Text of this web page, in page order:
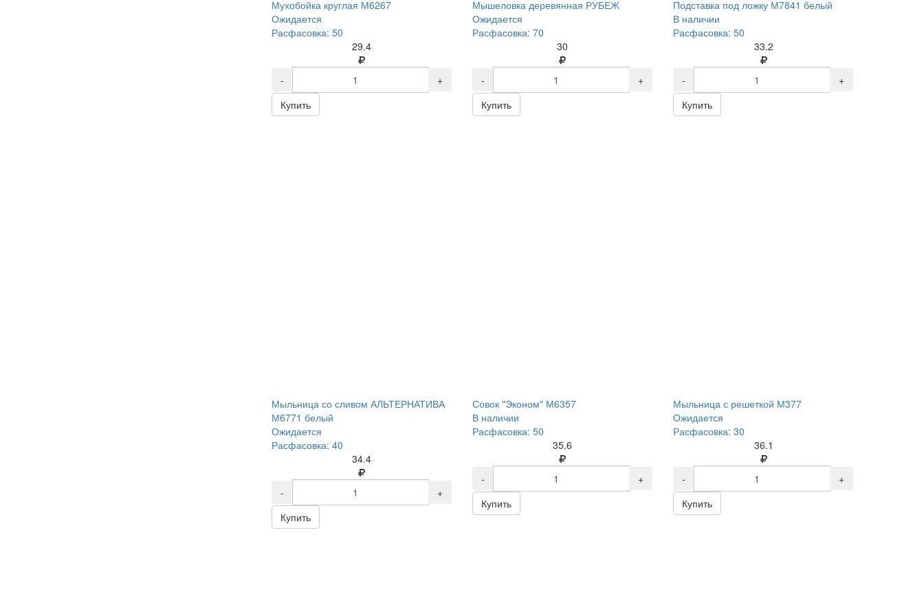
Мухобойка круглая М6267
Ожидается
Расфасовка: 50
29.4
-
+
Купить
Мышеловка деревянная РУБЕЖ
Ожидается
Расфасовка: 70
30
-
+
Купить
Подставка под ложку М7841 белый
В наличии
Расфасовка: 50
33.2
-
+
Купить
Мыльница со сливом АЛЬТЕРНАТИВА
М6771 белый
Ожидается
Расфасовка: 40
34.4
-
+
Купить
Совок "Эконом" М6357
В наличии
Расфасовка: 50
35.6
-
+
Купить
Мыльница с решеткой М377
Ожидается
Расфасовка: 30
36.1
-
+
Купить